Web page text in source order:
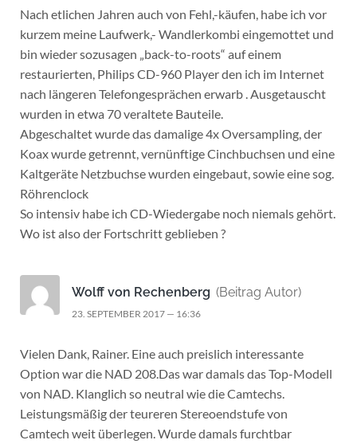
Nach etlichen Jahren auch von Fehl,-käufen, habe ich vor
kurzem meine Laufwerk,- Wandlerkombi eingemottet und
bin wieder sozusagen „back-to-roots“ auf einem
restaurierten, Philips CD-960 Player den ich im Internet
nach längeren Telefongesprächen erwarb . Ausgetauscht
wurden in etwa 70 veraltete Bauteile.
Abgeschaltet wurde das damalige 4x Oversampling, der
Koax wurde getrennt, vernünftige Cinchbuchsen und eine
Kaltgeräte Netzbuchse wurden eingebaut, sowie eine sog.
Röhrenclock
So intensiv habe ich CD-Wiedergabe noch niemals gehört.
Wo ist also der Fortschritt geblieben ?
Wolff von Rechenberg (Beitrag Autor)
23. SEPTEMBER 2017 — 16:36
Vielen Dank, Rainer. Eine auch preislich interessante
Option war die NAD 208.Das war damals das Top-Modell
von NAD. Klanglich so neutral wie die Camtechs.
Leistungsmäßig der teureren Stereoendstufe von
Camtech weit überlegen. Wurde damals furchtbar